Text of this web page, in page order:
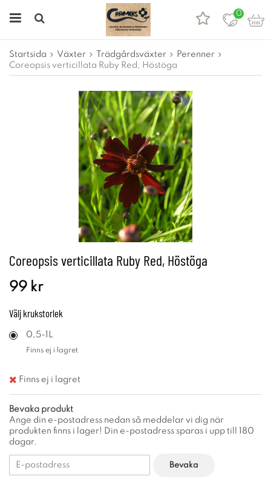
0
Startsida Växter Trädgårdsväxter
Perenner
Coreopsis verticillata Ruby Red, Höstöga
Coreopsis verticillata Ruby Red, Höstöga
99 kr
Välj krukstorlek
0,5-1L
Finns ej i lagret
Finns ej i lagret
Bevaka produkt
Ange din e-postadress nedan så meddelar vi dig när
produkten finns i lager! Din e-postadress sparas i upp till 180
dagar.
Bevaka